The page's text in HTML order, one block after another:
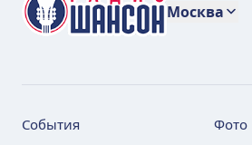
Москва
События
Фото